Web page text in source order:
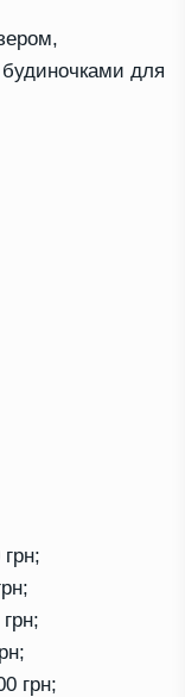
для
грн;